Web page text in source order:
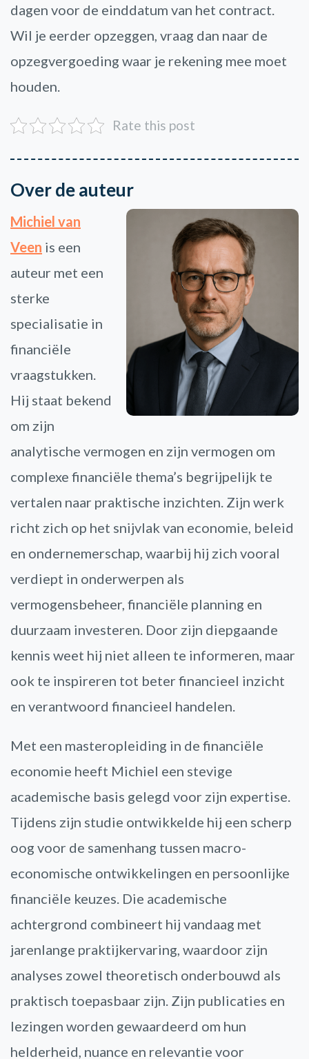
dagen voor de einddatum van het contract.
Wil je eerder opzeggen, vraag dan naar de
opzegvergoeding waar je rekening mee moet
houden.
Rate this post
Over de auteur
Michiel van
Veen is een
auteur met een
sterke
specialisatie in
financiële
vraagstukken.
Hij staat bekend
om zijn
analytische vermogen en zijn vermogen om
complexe financiële thema’s begrijpelijk te
vertalen naar praktische inzichten. Zijn werk
richt zich op het snijvlak van economie, beleid
en ondernemerschap, waarbij hij zich vooral
verdiept in onderwerpen als
vermogensbeheer, financiële planning en
duurzaam investeren. Door zijn diepgaande
kennis weet hij niet alleen te informeren, maar
ook te inspireren tot beter financieel inzicht
en verantwoord financieel handelen.
Met een masteropleiding in de financiële
economie heeft Michiel een stevige
academische basis gelegd voor zijn expertise.
Tijdens zijn studie ontwikkelde hij een scherp
oog voor de samenhang tussen macro-
economische ontwikkelingen en persoonlijke
financiële keuzes. Die academische
achtergrond combineert hij vandaag met
jarenlange praktijkervaring, waardoor zijn
analyses zowel theoretisch onderbouwd als
praktisch toepasbaar zijn. Zijn publicaties en
lezingen worden gewaardeerd om hun
helderheid, nuance en relevantie voor